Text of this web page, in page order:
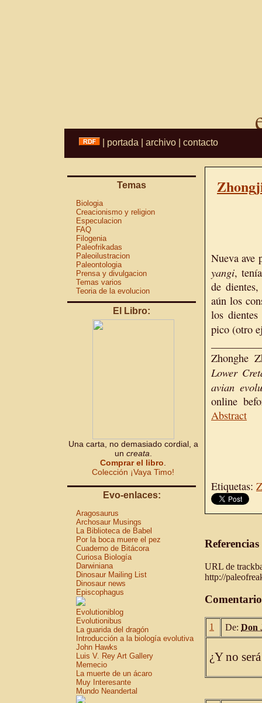
portada archivo contacto
Temas
Biologia
Creacionismo y religion
Especulacion
FAQ
Filogenia
Paleofrikadas
Paleoilustracion
Paleontologia
Prensa y divulgacion
Temas varios
Teoria de la evolucion
El Libro:
Una carta, no demasiado cordial, a
un creata
Comprar el libro
Colección ¡Vaya Timo!
Evo-enlaces:
Aragosaurus
Archosaur Musings
La Biblioteca de Babel
Por la boca muere el pez
Cuaderno de Bitácora
Curiosa Biología
Darwiniana
Dinosaur Mailing List
Dinosaur news
Episcophagus
Evolutioniblog
Evolutionibus
La guarida del dragón
Introducción a la biología evolutiva
John Hawks
Luis V. Rey Art Gallery
Memecio
La muerte de un ácaro
Muy Interesante
Mundo Neandertal
Nueva
yangi,
de
aún los
los
pico (otro
Zhonghe
Lower
avian
online
Abstract
Etiquetas:
URL de
http://
1 De: Don
¿Y no